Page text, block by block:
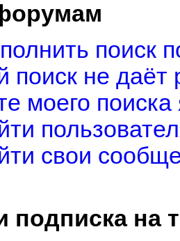
поиск
не даёт
моего
свои
подписка на